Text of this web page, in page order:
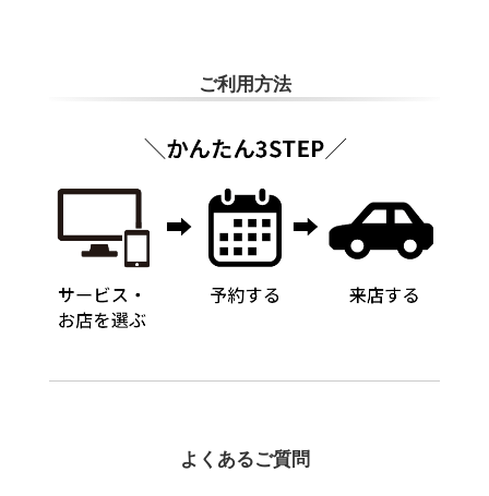
ご利用方法
よくあるご質問